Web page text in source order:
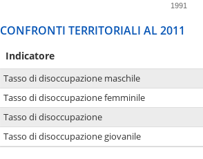
1991
CONFRONTI TERRITORIALI AL 2011
Indicatore
Tasso di disoccupazione maschile
Tasso di disoccupazione femminile
Tasso di disoccupazione
Tasso di disoccupazione giovanile